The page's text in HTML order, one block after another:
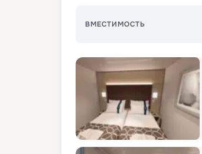
ВМЕСТИМОСТЬ